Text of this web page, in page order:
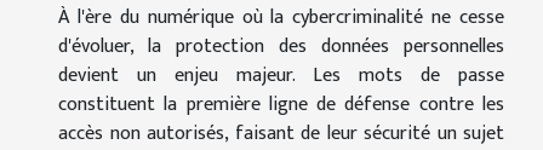
À l'ère du numérique où la cybercriminalité ne cesse
d'évoluer, la protection des données personnelles
devient un enjeu majeur. Les mots de passe
constituent la première ligne de défense contre les
accès non autorisés, faisant de leur sécurité un sujet